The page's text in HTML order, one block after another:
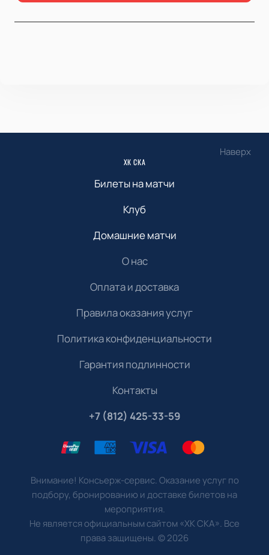
Наверх
ХК СКА
Билеты на матчи
Клуб
Домашние матчи
О нас
Оплата и доставка
Правила оказания услуг
Политика конфиденциальности
Гарантия подлинности
Контакты
+7 (812) 425-33-59
Внимание! Консьерж-сервис. Оказание услуг по
подбору, бронированию и доставке билетов на
мероприятия.
Не является официальным сайтом «ХК СКА». Все
права защищены.©2026